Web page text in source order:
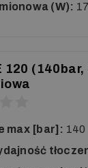
(W):
120
max [bar]: 140